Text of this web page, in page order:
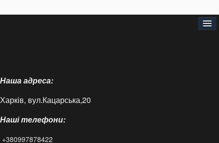
Доставка і оплата
Контакти
Статті
FAQ
Наша адреса:
Харків, вул.Кацарська,20
Наші телефони:
+380997878422